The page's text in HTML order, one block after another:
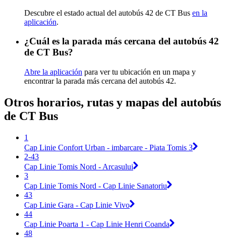
Descubre el estado actual del autobús 42 de CT Bus en la
aplicación.
¿Cuál es la parada más cercana del autobús 42
de CT Bus?
Abre la aplicación para ver tu ubicación en un mapa y
encontrar la parada más cercana del autobús 42.
Otros horarios, rutas y mapas del autobús
de CT Bus
1
Cap Linie Confort Urban - imbarcare - Piata Tomis 3
2-43
Cap Linie Tomis Nord - Arcasului
3
Cap Linie Tomis Nord - Cap Linie Sanatoriu
43
Cap Linie Gara - Cap Linie Vivo
44
Cap Linie Poarta 1 - Cap Linie Henri Coanda
48